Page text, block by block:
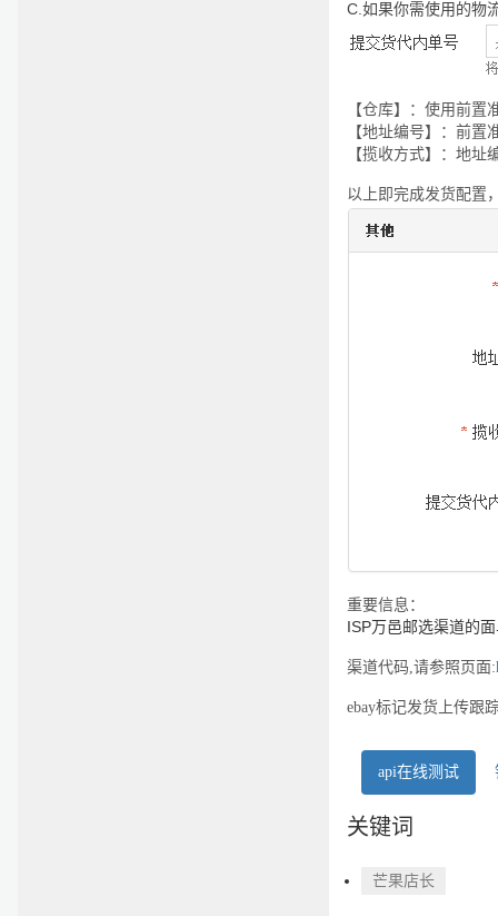
C. 如果你需使用的物
【仓库】：使用前置
【地址编号】：前置
【揽收方式】：地
以上即完成发货配置
重要信息：
ISP万邑邮选渠道的
渠道代码,请参照页面:
ebay标记发货上传跟
api在线测试
关键词
芒果店长